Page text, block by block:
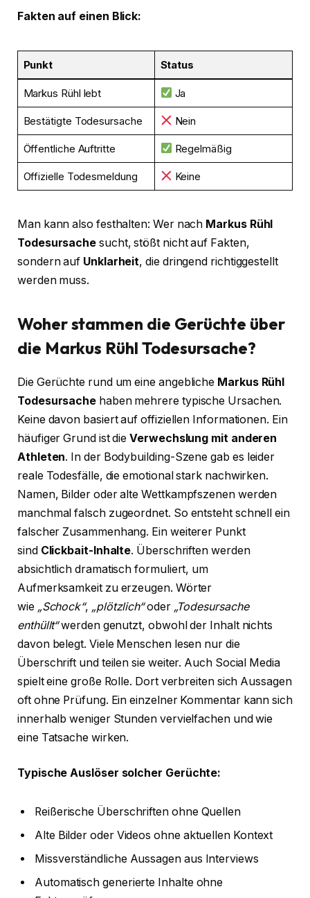
Fakten auf einen Blick:
Punkt Status
Markus Rühl lebt Ja
Bestätigte Todesursache Nein
Öffentliche Auftritte Regelmäßig
Offizielle Todesmeldung Keine
Man kann also festhalten: Wer nach Markus Rühl
Todesursache sucht, stößt nicht auf Fakten,
sondern auf Unklarheit, die dringend richtiggestellt
werden muss.
Woher stammen die Gerüchte über
die Markus Rühl Todesursache?
Die Gerüchte rund um eine angebliche Markus Rühl
Todesursache haben mehrere typische Ursachen.
Keine davon basiert auf offiziellen Informationen. Ein
häufiger Grund ist dieVerwechslung mit anderen
Athleten. In der Bodybuilding-Szene gab es leider
reale Todesfälle, die emotional stark nachwirken.
Namen, Bilder oder alte Wettkampfszenen werden
manchmal falsch zugeordnet. So entsteht schnell ein
falscher Zusammenhang. Ein weiterer Punkt
sind Clickbait-Inhalte. Überschriften werden
absichtlich dramatisch formuliert, um
Aufmerksamkeit zu erzeugen. Wörter
wie „Schock“, „plötzlich“oder „Todesursache
enthüllt“werden genutzt, obwohl der Inhalt nichts
davon belegt. Viele Menschen lesen nur die
Überschrift und teilen sie weiter. Auch Social Media
spielt eine große Rolle. Dort verbreiten sich Aussagen
oft ohne Prüfung. Ein einzelner Kommentar kann sich
innerhalb weniger Stunden vervielfachen und wie
eine Tatsache wirken.
Typische Auslöser solcher Gerüchte:
Reißerische Überschriften ohne Quellen
Alte Bilder oder Videos ohne aktuellen Kontext
Missverständliche Aussagen aus Interviews
Automatisch generierte Inhalte ohne